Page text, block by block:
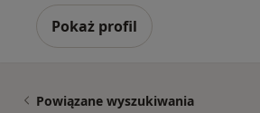
Pokaż profil
Powiązane wyszukiwania